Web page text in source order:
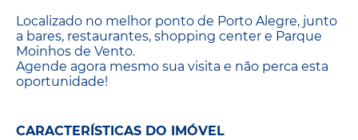
Localizado no melhor ponto de Porto Alegre, junto
a bares, restaurantes, shopping center e Parque
Moinhos de Vento.
Agende agora mesmo sua visita e não perca esta
oportunidade!
CARACTERÍSTICAS DO IMÓVEL